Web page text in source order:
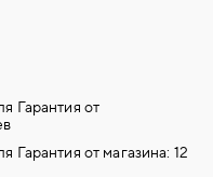
Гарантия от
Гарантия от магазина: 12